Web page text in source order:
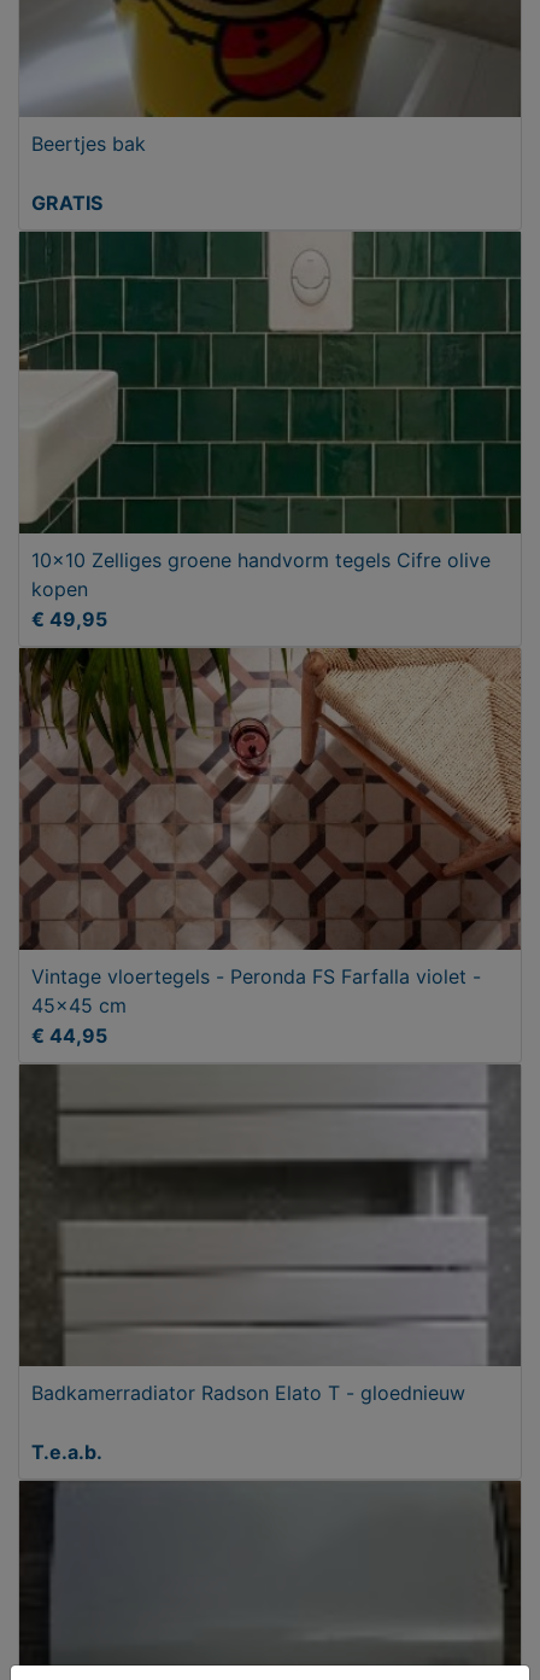
Beertjes bak
GRATIS
10x10 Zelliges groene handvorm tegels Cifre olive
kopen
€ 49,95
Vintage vloertegels - Peronda FS Farfalla violet -
45x45 cm
€ 44,95
Badkamerradiator Radson Elato T - gloednieuw
T.e.a.b.